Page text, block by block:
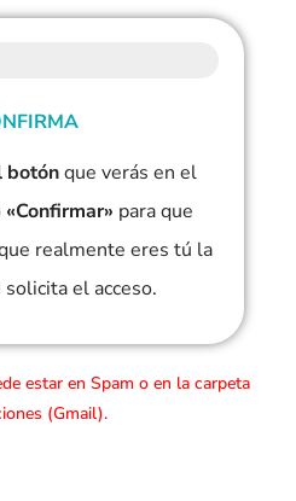
botónque verás en el
«Confirmar» para que
realmente eres tú la
el acceso.
estar en Spam o en la carpeta
(Gmail).